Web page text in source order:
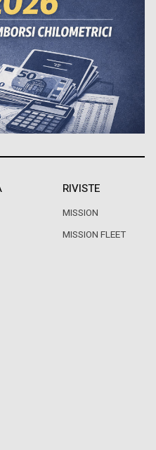
RIVISTE
MISSION
MISSION FLEET